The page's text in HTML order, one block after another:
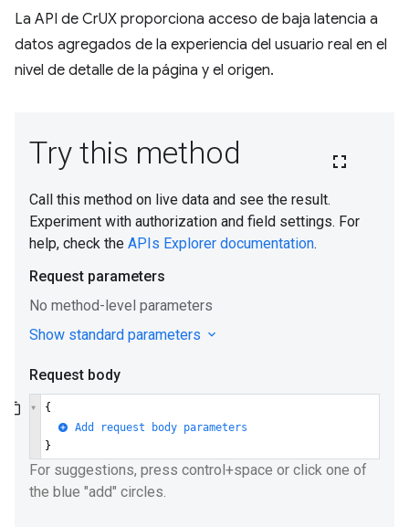
La API de CrUX proporciona acceso de baja latencia a
datos agregados de la experiencia del usuario real en el
nivel de detalle de la página y el origen.